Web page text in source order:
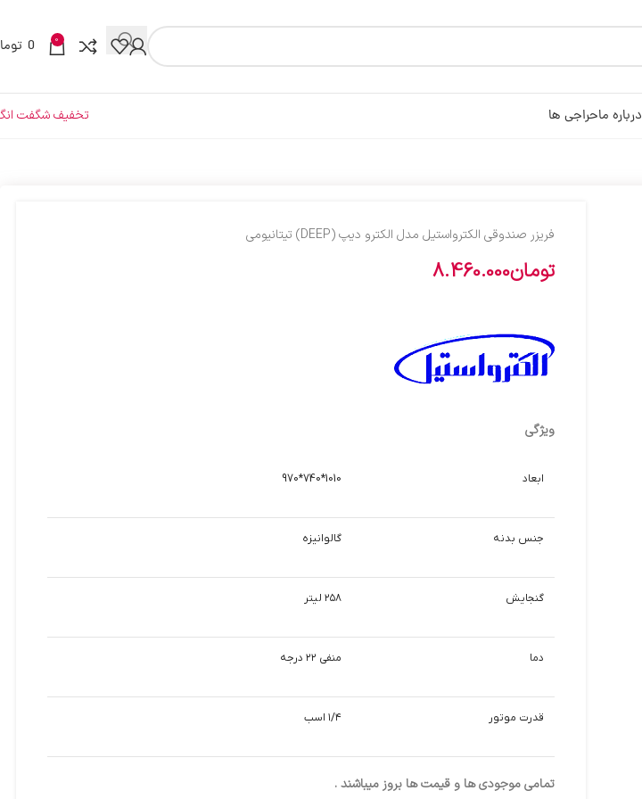
0
0
درباره ماحراجی ها
تخفیف شگفت
فریزر صندوقی الکترواستیل مدل الکترو دیپ (DEEP) تیتانیومی
تومان8.460.000
ویژگی
ابعاد 1010*740*970
جنس بدنه گالوانیزه
گنجایش ۲۵۸ لیتر
دما منفی ۲۲ درجه
قدرت موتور ۱/۴ اسب
تمامی موجودی ها و قیمت ها بروز میباشند .